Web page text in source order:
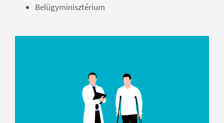
Belügyminisztérium